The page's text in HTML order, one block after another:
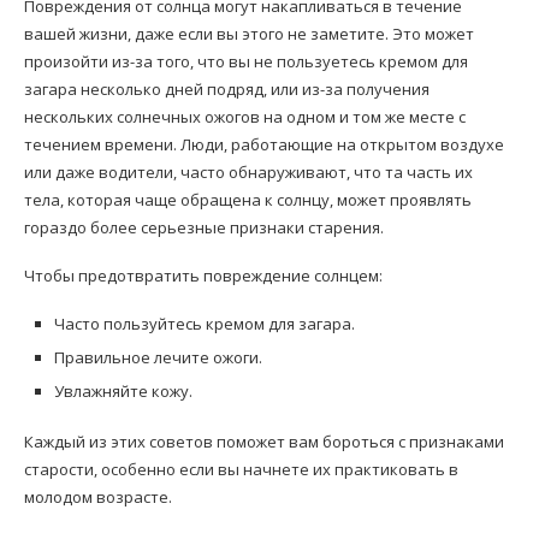
Повреждения от солнца могут накапливаться в течение
вашей жизни, даже если вы этого не заметите. Это может
произойти из-за того, что вы не пользуетесь кремом для
загара несколько дней подряд, или из-за получения
нескольких солнечных ожогов на одном и том же месте с
течением времени. Люди, работающие на открытом воздухе
или даже водители, часто обнаруживают, что та часть их
тела, которая чаще обращена к солнцу, может проявлять
гораздо более серьезные признаки старения.
Чтобы предотвратить повреждение солнцем:
Часто пользуйтесь кремом для загара.
Правильное лечите ожоги.
Увлажняйте кожу.
Каждый из этих советов поможет вам бороться с признаками
старости, особенно если вы начнете их практиковать в
молодом возрасте.